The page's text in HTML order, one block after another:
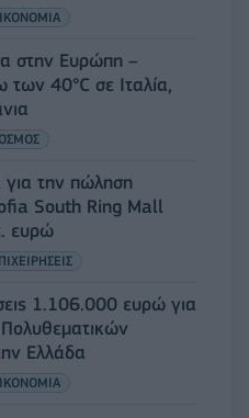
στην Ευρώπη –
40°C σε Ιταλία,
την πώληση
South Ring Mall
ευρώ
1.106.000 ευρώ για
Ελλάδα